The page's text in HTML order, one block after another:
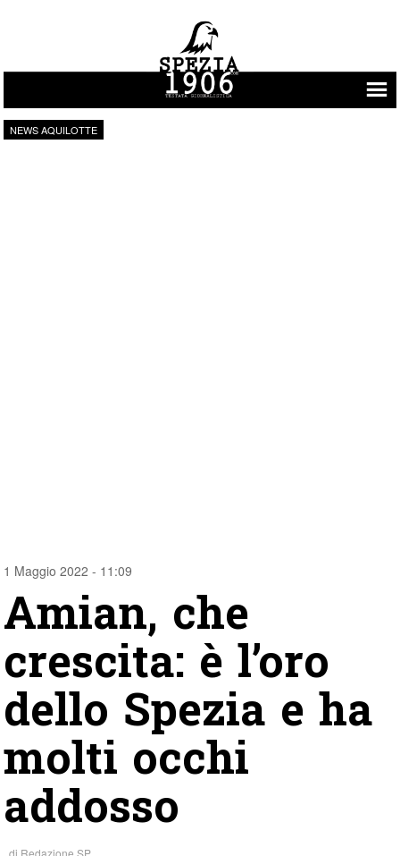
Vai al contenuto
NEWS AQUILOTTE
1 Maggio 2022 - 11:09
Amian, che
crescita: è l’oro
dello Spezia e ha
molti occhi
addosso
di Redazione SP